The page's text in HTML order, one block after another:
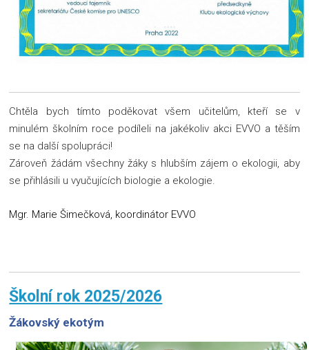
Chtěla bych tímto poděkovat všem učitelům, kteří se v
minulém školním roce podíleli na jakékoliv akci EVVO a těším
se na další spolupráci!
Zároveň žádám všechny žáky s hlubším zájem o ekologii, aby
se přihlásili u vyučujících biologie a ekologie.
Mgr. Marie Šimečková, koordinátor EVVO
Školní rok 2025/2026
Žákovský ekotým